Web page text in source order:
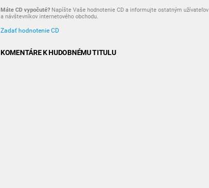
Máte CD vypočuté? Napíšte Vaše hodnotenie CD a informujte ostatným užívateľov
a návštevníkov internetového obchodu.
Zadať hodnotenie CD
KOMENTÁRE K HUDOBNÉMU TITULU